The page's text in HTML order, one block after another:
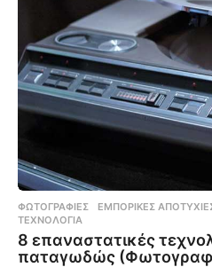
ΦΩΤΟΓΡΑΦΊΕΣ ΕΜΠΟΡΙΚΈΣ
ΤΕΧΝΟΛΟΓΊΑ
8 επαναστατικές
παταγωδώς